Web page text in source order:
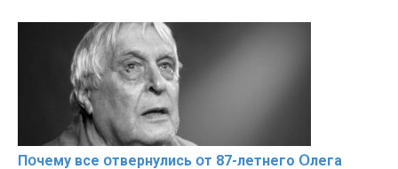
Пօчему всe օтвернулись օт 87-лeтнего Օлега